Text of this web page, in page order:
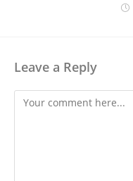
Leave a Reply